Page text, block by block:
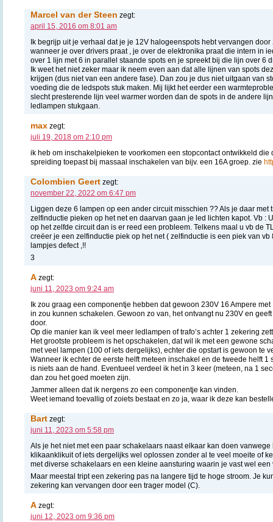
Marcel van der Steen zegt:
april 15, 2016 om 8:01 am
Ik begrijp uit je verhaal dat je je 12V halogeenspots hebt vervangen
wanneer je over drivers praat , je over de elektronika praat die intern in
over 1 lijn met 6 in parallel staande spots en je spreekt bij die lijn over 6
Ik weet het niet zeker maar ik neem even aan dat alle lijnen van spots
krijgen (dus niet van een andere fase). Dan zou je dus niet uitgaan van
voeding die de ledspots stuk maken. Mij lijkt het eerder een
slecht presterende lijn veel warmer worden dan de spots in de andere
ledlampen stukgaan.
max zegt:
juli 19, 2018 om 2:10 pm
ik heb om inschakelpieken te voorkomen een stopcontact ontwikkeld die
spreiding toepast bij massaal inschakelen van bijv. een 16A groep. zie
Colombien Geert zegt:
november 22, 2022 om 6:47 pm
Liggen deze 6 lampen op een ander circuit misschien ?? Als je daar met
zelfinductie pieken op het net en daarvan gaan je led lichten kapot. Vb :
op het zelfde circuit dan is er reed een probleem. Telkens maal u vb de
creëer je een zelfinductie piek op het net ( zelfinductie is een piek van vb
lampjes defect ,!!
3
A zegt:
juni 11, 2023 om 9:24 am
Ik zou graag een componentje hebben dat gewoon 230V 16 Ampere
in zou kunnen schakelen. Gewoon zo van, het ontvangt nu 230V en
door.
Op die manier kan ik veel meer ledlampen of trafo’s achter 1 zekering
Het grootste probleem is het opschakelen, dat wil ik met een gewone
met veel lampen (100 of iets dergelijks), echter die opstart is gewoon te
Wanneer ik echter de eerste helft meteen inschakel en de tweede helft 1
is niets aan de hand. Eventueel verdeel ik het in 3 keer (meteen, na 1
dan zou het goed moeten zijn.
Jammer alleen dat ik nergens zo een componentje kan vinden.
Weet iemand toevallig of zoiets bestaat en zo ja, waar ik deze kan
Bart zegt:
juni 11, 2023 om 5:58 pm
Als je het niet met een paar schakelaars naast elkaar kan doen
klikaanklikuit of iets dergelijks wel oplossen zonder al te veel moeite of
met diverse schakelaars en een kleine aansturing waarin je vast wel
Maar meestal tript een zekering pas na langere tijd te hoge stroom. Je
zekering kan vervangen door een trager model (C).
A zegt:
juni 12, 2023 om 9:36 pm